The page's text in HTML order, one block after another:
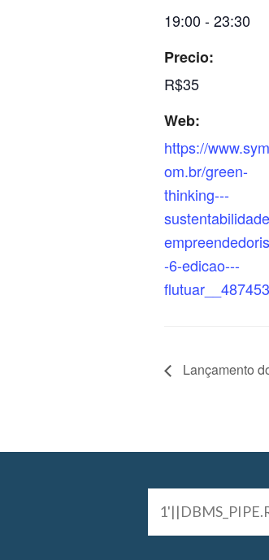
19:00 - 23:30
Precio:
R$35
Web:
https://
om.br/green-
thinking---
-6-edicao---
flutuar__487453
Lançamento